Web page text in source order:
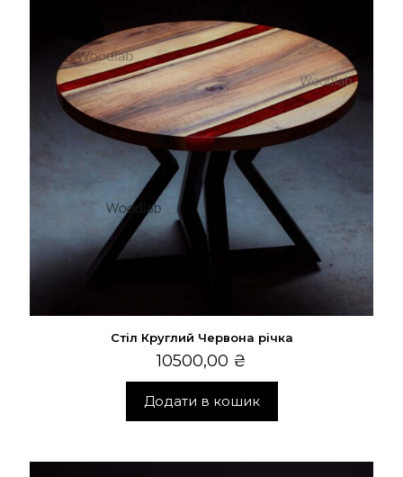
Стіл Круглий Червона річка
10500,00 ₴
Додати в кошик